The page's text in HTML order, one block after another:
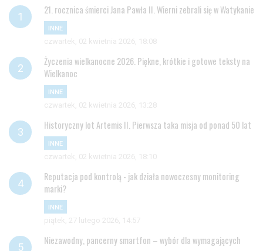
21. rocznica śmierci Jana Pawła II. Wierni zebrali się w Watykanie
INNE
czwartek, 02 kwietnia 2026, 18:08
Życzenia wielkanocne 2026. Piękne, krótkie i gotowe teksty na
Wielkanoc
INNE
czwartek, 02 kwietnia 2026, 13:28
Historyczny lot Artemis II. Pierwsza taka misja od ponad 50 lat
INNE
czwartek, 02 kwietnia 2026, 18:10
Reputacja pod kontrolą - jak działa nowoczesny monitoring
marki?
INNE
piątek, 27 lutego 2026, 14:57
Niezawodny, pancerny smartfon – wybór dla wymagających